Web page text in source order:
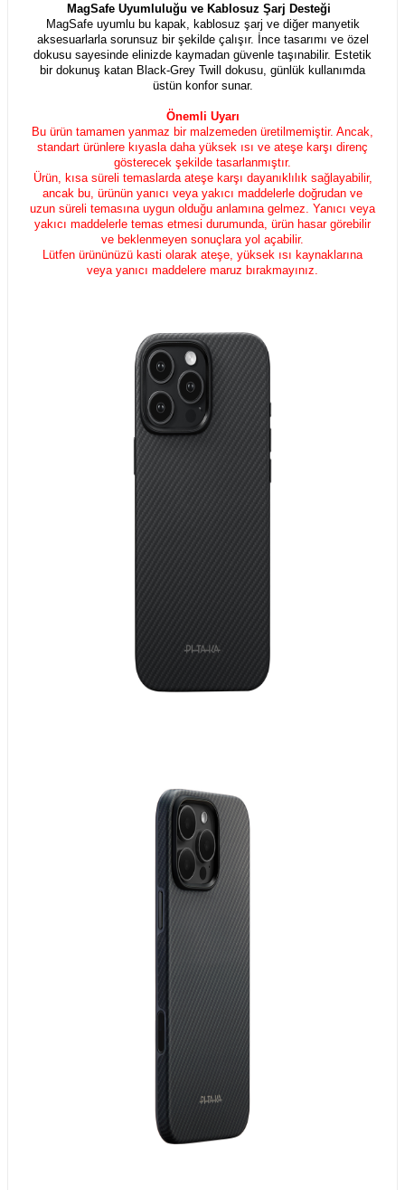
MagSafe Uyumluluğu ve Kablosuz Şarj Desteği
MagSafe uyumlu bu kapak, kablosuz şarj ve diğer manyetik
aksesuarlarla sorunsuz bir şekilde çalışır. İnce tasarımı ve özel
dokusu sayesinde elinizde kaymadan güvenle taşınabilir. Estetik
bir dokunuş katan Black-Grey Twill dokusu, günlük kullanımda
üstün konfor sunar.
Önemli Uyarı
Bu ürün tamamen yanmaz bir malzemeden üretilmemiştir. Ancak,
standart ürünlere kıyasla daha yüksek ısı ve ateşe karşı direnç
gösterecek şekilde tasarlanmıştır.
Ürün, kısa süreli temaslarda ateşe karşı dayanıklılık sağlayabilir,
ancak bu, ürünün yanıcı veya yakıcı maddelerle doğrudan ve
uzun süreli temasına uygun olduğu anlamına gelmez. Yanıcı veya
yakıcı maddelerle temas etmesi durumunda, ürün hasar görebilir
ve beklenmeyen sonuçlara yol açabilir.
Lütfen ürününüzü kasti olarak ateşe, yüksek ısı kaynaklarına
veya yanıcı maddelere maruz bırakmayınız.